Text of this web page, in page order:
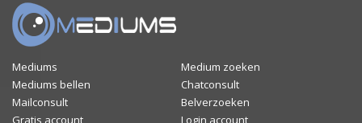
Mediums
Medium zoeken
Mediums bellen
Chatconsult
Mailconsult
Belverzoeken
Gratis account
Login account